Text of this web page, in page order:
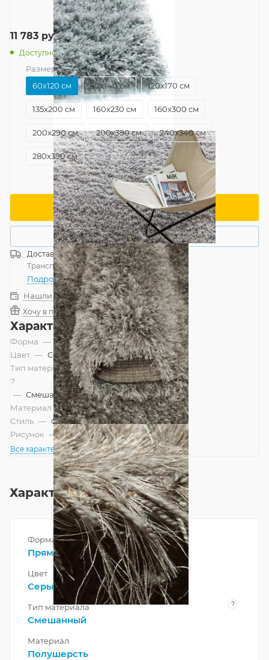
11 783 руб./шт
Доступно: 13
Размер — 60x120 см
60x120 см
80x140 см 120x170 см
135x200 см 160x230 см 160x300 см
200x290 см 200x390 см 240x340 см
280x390 см
В корзину
Купить в 1 клик
ДоставкаРоссия
Транспортной компанией—бесплатно
Подробнее
Нашли дешевле?
Хочу в подарок
Характеристики
Форма — Прямоугольник
Цвет — Серый
Тип материала
?
— Смешанный
Материал — Полушерсть
Стиль — Современный, Шале
Рисунок — Однотонный
Все характеристики
Характеристики
Форма
Прямоугольник
Цвет
Серый
Тип материала ?
Смешанный
Материал
Полушерсть